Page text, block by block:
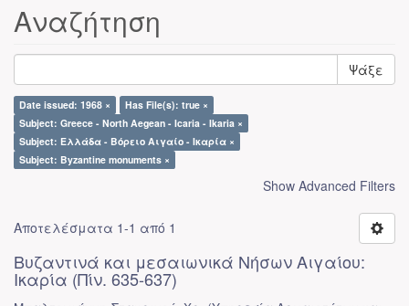
Αναζήτηση
Ψάξε
Date issued: 1968 ×
Has File(s): true ×
Subject: Greece - North Aegean - Icaria - Ikaria ×
Subject: Ελλάδα - Βόρειο Αιγαίο - Ικαρία ×
Subject: Byzantine monuments ×
Show Advanced Filters
Αποτελέσματα 1-1 από 1
Βυζαντινά και μεσαιωνικά Νήσων Αιγαίου:
Ικαρία (Πίν. 635-637)